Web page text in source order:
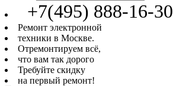
+7(495) 888-16-30
Ремонт электронной
техники в Москве.
Отремонтируем всё,
что вам так дорого
Требуйте скидку
на первый ремонт!